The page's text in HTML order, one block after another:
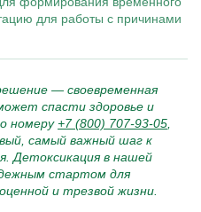
для работы с причинами
— своевременная
спасти здоровье и
номеру+7 (800) 707-93-05
самый важный шаг к
Детоксикация в нашей
стартом для
и трезвой жизни.